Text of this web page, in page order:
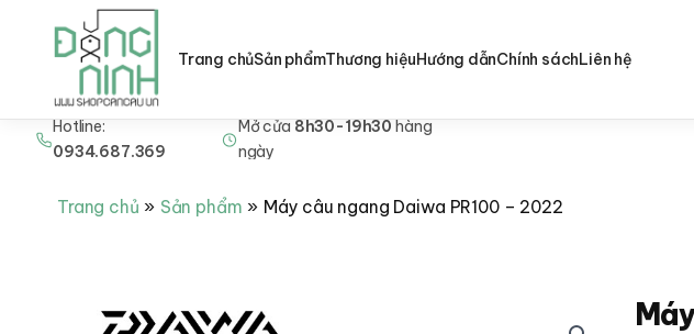
Nhảy Hotline:
0934.687.369
Mở cửa8h30-19h30hàng
ngày
Trang chủSản phẩmThương hiệuHướng dẫnChính sáchLiên hệ
Trang chủ Sản phẩm Máy câu ngang Daiwa PR100 – 2022